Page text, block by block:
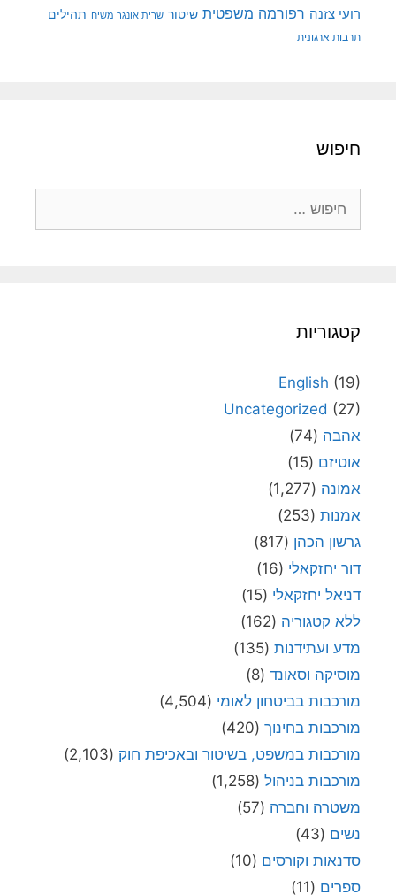
רועי צזנה רפורמה משפטית שיטור שרית אונגר משיח תהילים
תרבות ארגונית
חיפוש
קטגוריות
English (19)
Uncategorized (27)
אהבה (74)
אוטיזם (15)
אמונה (1,277)
אמנות (253)
גרשון הכהן (817)
דור יחזקאלי (16)
דניאל יחזקאלי (15)
ללא קטגוריה (162)
מדע ועתידנות (135)
מוסיקה וסאונד (8)
מורכבות בביטחון לאומי (4,504)
מורכבות בחינוך (420)
מורכבות במשפט, בשיטור ובאכיפת חוק (2,103)
מורכבות בניהול (1,258)
משטרה וחברה (57)
נשים (43)
סדנאות וקורסים (10)
ספרים (11)